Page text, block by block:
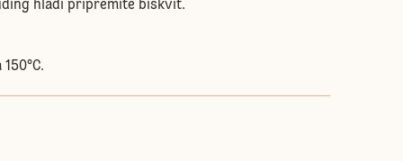
hladi pripremite biskvit.